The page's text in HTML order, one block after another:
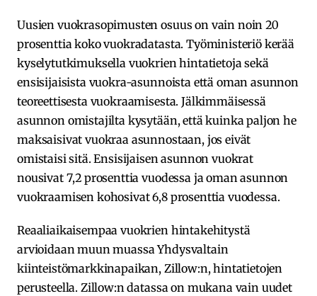
Uusien vuokrasopimusten osuus on vain noin 20
prosenttia koko vuokradatasta. Työministeriö kerää
kyselytutkimuksella vuokrien hintatietoja sekä
ensisijaisista vuokra-asunnoista että oman asunnon
teoreettisesta vuokraamisesta. Jälkimmäisessä
asunnon omistajilta kysytään, että kuinka paljon he
maksaisivat vuokraa asunnostaan, jos eivät
omistaisi sitä. Ensisijaisen asunnon vuokrat
nousivat 7,2 prosenttia vuodessa ja oman asunnon
vuokraamisen kohosivat 6,8 prosenttia vuodessa.
Reaaliaikaisempaa vuokrien hintakehitystä
arvioidaan muun muassa Yhdysvaltain
kiinteistömarkkinapaikan, Zillow:n, hintatietojen
perusteella. Zillow:n datassa on mukana vain uudet